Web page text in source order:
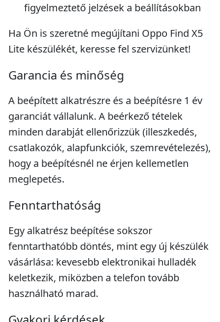
figyelmeztető jelzések a beállításokban
Ha Ön is szeretné megújítani Oppo Find X5
Lite készülékét, keresse fel szervizünket!
Garancia és minőség
A beépített alkatrészre és a beépítésre 1 év
garanciát vállalunk. A beérkező tételek
minden darabját ellenőrizzük (illeszkedés,
csatlakozók, alapfunkciók, szemrevételezés),
hogy a beépítésnél ne érjen kellemetlen
meglepetés.
Fenntarthatóság
Egy alkatrész beépítése sokszor
fenntarthatóbb döntés, mint egy új készülék
vásárlása: kevesebb elektronikai hulladék
keletkezik, miközben a telefon tovább
használható marad.